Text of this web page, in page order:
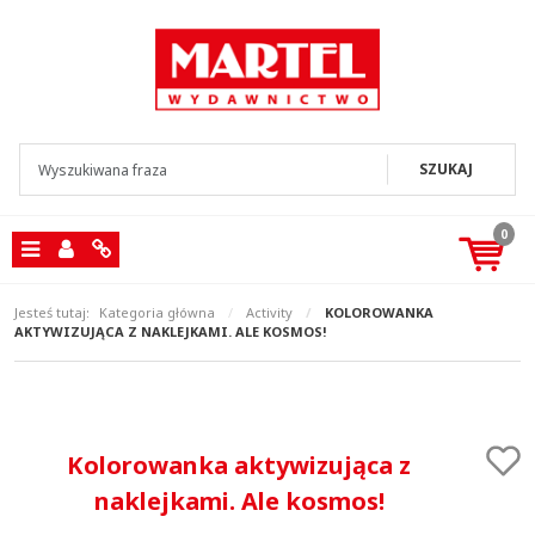
SZUKAJ
MenuPanel
Info
0
Jesteś tutaj: Kategoria główna / Activity /
KOLOROWANKA
AKTYWIZUJĄCA Z NAKLEJKAMI. ALE KOSMOS!
Kolorowanka aktywizująca z
naklejkami. Ale kosmos!